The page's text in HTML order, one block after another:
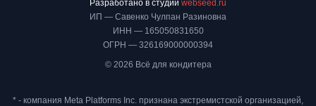
ИП — Савенко Чулпан Разиновна
ИНН — 165050831650
ОГРН — 326169000000394
© 2026 Всё для кондитера
Разработано в студии webseed.ru
* - компания Meta Platforms Inc. признана экстремистской организацией,